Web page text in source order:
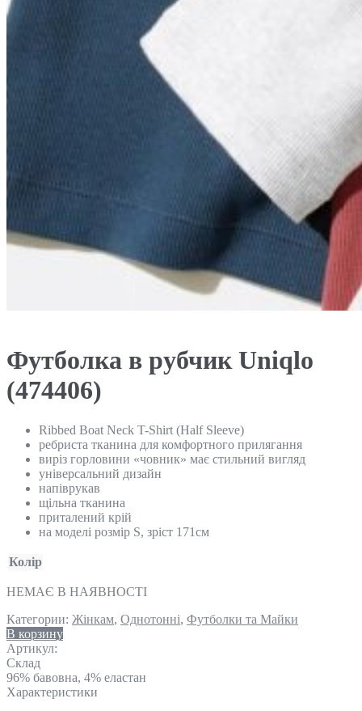
Футболка в рубчик Uniqlo
(474406)
Ribbed Boat Neck T-Shirt (Half Sleeve)
ребриста тканина для комфортного прилягання
виріз горловини «човник» має стильний вигляд
універсальний дизайн
напіврукав
щільна тканина
приталений крій
на моделі розмір S, зріст 171см
Колір
НЕМАЄ В НАЯВНОСТІ
Категории: Жінкам, Однотонні, Футболки та Майки
В корзину
Артикул:
Склад
96% бавовна, 4% еластан
Характеристики